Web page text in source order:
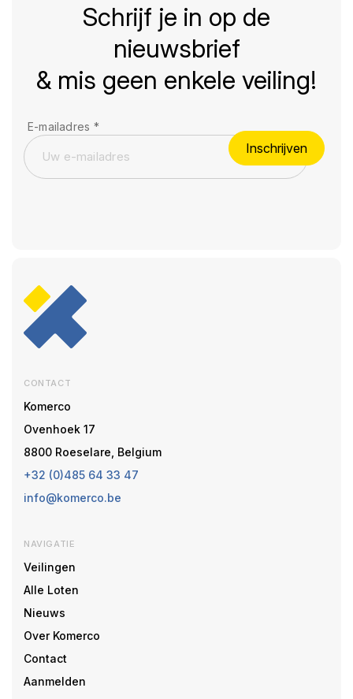
Schrijf je in op de
nieuwsbrief
& mis geen enkele veiling!
E-mailadres *
Inschrijven
CONTACT
Komerco
Ovenhoek 17
8800 Roeselare, Belgium
+32 (0)485 64 33 47
info@komerco.be
NAVIGATIE
Veilingen
Alle Loten
Nieuws
Over Komerco
Contact
Aanmelden